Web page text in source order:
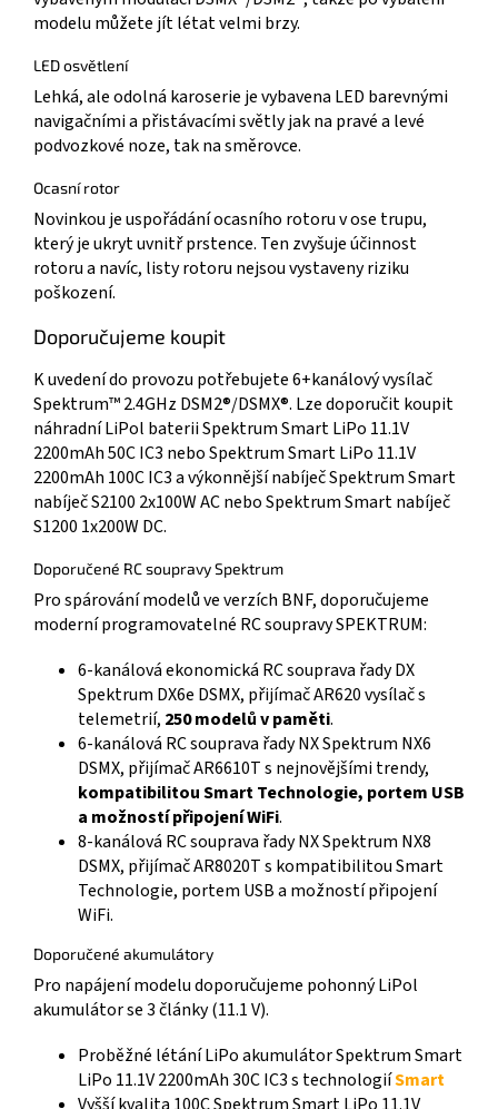
modelu můžete jít létat velmi brzy.
LED osvětlení
Lehká, ale odolná karoserie je vybavena LED barevnými
navigačními a přistávacími světly jak na pravé a levé
podvozkové noze, tak na směrovce.
Ocasní rotor
Novinkou je uspořádání ocasního rotoru v ose trupu,
který je ukryt uvnitř prstence. Ten zvyšuje účinnost
rotoru a navíc, listy rotoru nejsou vystaveny riziku
poškození.
Doporučujeme koupit
K uvedení do provozu potřebujete 6+kanálový vysílač
Spektrum™ 2.4GHz DSM2®/DSMX®. Lze doporučit koupit
náhradní LiPol baterii Spektrum Smart LiPo 11.1V
2200mAh 50C IC3 nebo Spektrum Smart LiPo 11.1V
2200mAh 100C IC3 a výkonnější nabíječ Spektrum Smart
nabíječ S2100 2x100W AC nebo Spektrum Smart nabíječ
S1200 1x200W DC.
Doporučené RC soupravy Spektrum
Pro spárování modelů ve verzích BNF, doporučujeme
moderní programovatelné RC soupravy SPEKTRUM:
6-kanálová ekonomická RC souprava řady DX
Spektrum DX6e DSMX, přijímač AR620 vysílač s
telemetrií, 250 modelů v paměti.
6-kanálová RC souprava řady NX Spektrum NX6
DSMX, přijímač AR6610T s nejnovějšími trendy,
kompatibilitou Smart Technologie, portem USB
a možností připojení WiFi.
8-kanálová RC souprava řady NX Spektrum NX8
DSMX, přijímač AR8020T s kompatibilitou Smart
Technologie, portem USB a možností připojení
WiFi.
Doporučené akumulátory
Pro napájení modelu doporučujeme pohonný LiPol
akumulátor se 3 články (11.1 V).
Proběžné létání LiPo akumulátor Spektrum Smart
LiPo 11.1V 2200mAh 30C IC3 s technologiíSmart